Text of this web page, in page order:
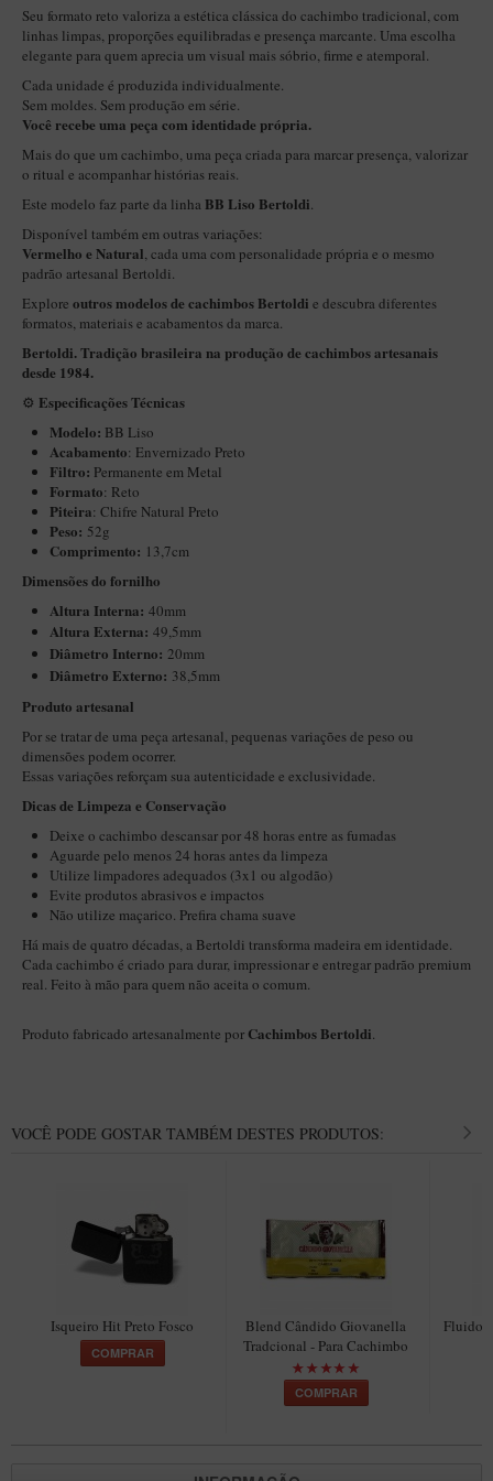
New Rose Polido
Petrus
Piccolo
Premium
Sextavado
Callia
Encerado
Hobby
Speciale
BB Liso e Rústico
Elite Longo
Barolo
CACHIMBOS ARTESANAIS DE BRIAR ITALIANO
Maestro – Briar Italiano
Churchwarden – Briar Italiano
Jateado
Maestro Compacto – Briar Italiano
MONTE SEU KIT/INICIANTES
Cachimbos
Limpadores para Cachimbo
Suportes
Filtros
Isqueiros
Seu formato reto valoriza a estética clássica do cachimbo tradicional, com
linhas limpas, proporções equilibradas e presença marcante. Uma escolha
elegante para quem aprecia um visual mais sóbrio, firme e atemporal.
Cada unidade é produzida individualmente.
Sem moldes. Sem produção em série.
Você recebe uma peça com identidade própria.
Mais do que um cachimbo, uma peça criada para marcar presença, valorizar
o ritual e acompanhar histórias reais.
Este modelo faz parte da linha BB Liso Bertoldi.
Disponível também em outras variações:
Vermelho e Natural, cada uma com personalidade própria e o mesmo
padrão artesanal Bertoldi.
Explore outros modelos de cachimbos Bertoldi e descubra diferentes
formatos, materiais e acabamentos da marca.
Bertoldi. Tradição brasileira na produção de cachimbos artesanais
desde 1984.
⚙️ Especificações Técnicas
Modelo: BB Liso
Acabamento: Envernizado Preto
Filtro: Permanente em Metal
Formato: Reto
Piteira: Chifre Natural Preto
Peso: 52g
Comprimento: 13,7cm
Dimensões do fornilho
Altura Interna: 40mm
Altura Externa: 49,5mm
Diâmetro Interno: 20mm
Diâmetro Externo: 38,5mm
Produto artesanal
Por se tratar de uma peça artesanal, pequenas variações de peso ou
dimensões podem ocorrer.
Essas variações reforçam sua autenticidade e exclusividade.
Dicas de Limpeza e Conservação
Deixe o cachimbo descansar por 48 horas entre as fumadas
Aguarde pelo menos 24 horas antes da limpeza
Utilize limpadores adequados (3x1 ou algodão)
Evite produtos abrasivos e impactos
Não utilize maçarico. Prefira chama suave
Há mais de quatro décadas, a Bertoldi transforma madeira em identidade.
Cada cachimbo é criado para durar, impressionar e entregar padrão premium
real. Feito à mão para quem não aceita o comum.
Produto fabricado artesanalmente por Cachimbos Bertoldi.
VOCÊ PODE GOSTAR TAMBÉM DESTES PRODUTOS:
Isqueiro Hit Preto Fosco
COMPRAR
Blend Cândido Giovanella
Tradcional - Para Cachimbo
COMPRAR
Fluido